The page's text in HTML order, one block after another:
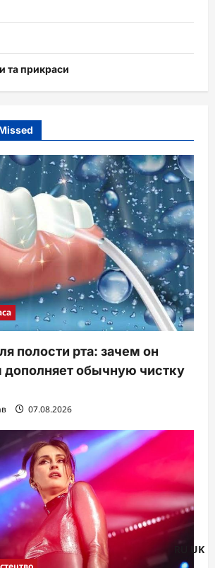
та прикраси
полости рта: зачем он
обычную чистку
07.08.2026
UK